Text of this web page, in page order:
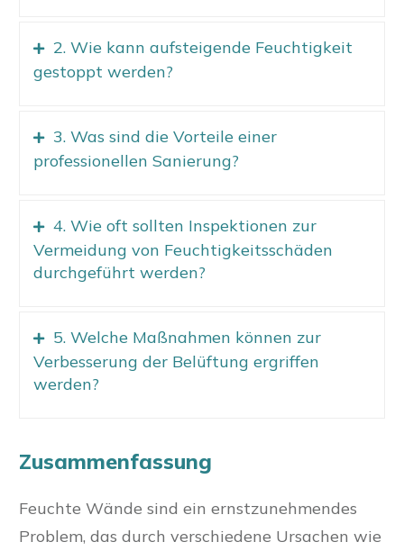
2. Wie kann aufsteigende Feuchtigkeit
gestoppt werden?
3. Was sind die Vorteile einer
professionellen Sanierung?
4. Wie oft sollten Inspektionen zur
Vermeidung von Feuchtigkeitsschäden
durchgeführt werden?
5. Welche Maßnahmen können zur
Verbesserung der Belüftung ergriffen
werden?
Zusammenfassung
Feuchte Wände sind ein ernstzunehmendes
Problem, das durch verschiedene Ursachen wie